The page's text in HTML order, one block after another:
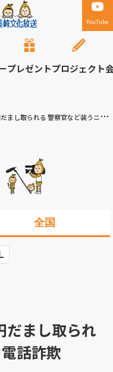
YouTube
プレゼントプロジェクト
取られる 警察官など装うニセ電話詐欺
全国
まし取られ
話詐欺